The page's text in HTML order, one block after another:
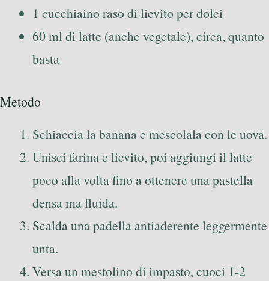
1 cucchiaino raso di lievito per dolci
60 ml di latte (anche vegetale), circa, quanto
basta
Metodo
Schiaccia la banana e mescolala con le uova.
Unisci farina e lievito, poi aggiungi il latte
poco alla volta fino a ottenere una pastella
densa ma fluida.
Scalda una padella antiaderente leggermente
unta.
Versa un mestolino di impasto, cuoci 1-2